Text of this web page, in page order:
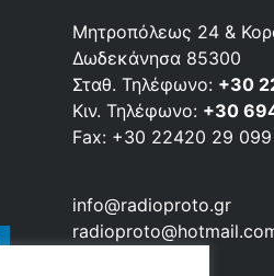
Μητροπόλεως 24 &
Δωδεκάνησα 85300
Σταθ. Τηλέφωνο: +30
Κιν. Τηλέφωνο: +30
Fax: +30 22420 29 099
info@radioproto.gr